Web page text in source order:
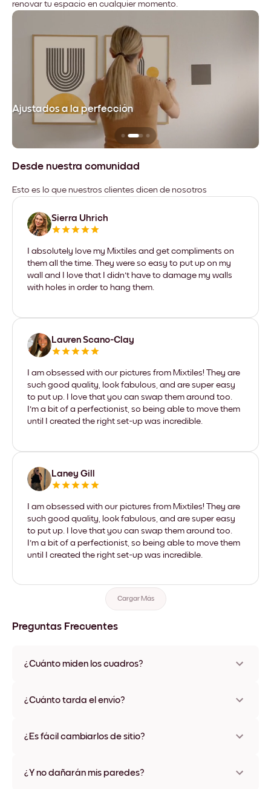
renovar tu espacio en cualquier momento.
Ajustados a la perfección
Desde nuestra comunidad
Esto es lo que nuestros clientes dicen de nosotros
Sierra Uhrich
I absolutely love my Mixtiles and get compliments on
them all the time. They were so easy to put up on my
wall and I love that I didn't have to damage my walls
with holes in order to hang them.
Lauren Scano-Clay
I am obsessed with our pictures from Mixtiles! They are
such good quality, look fabulous, and are super easy
to put up. I love that you can swap them around too.
I'm a bit of a perfectionist, so being able to move them
until I created the right set-up was incredible.
Laney Gill
I am obsessed with our pictures from Mixtiles! They are
such good quality, look fabulous, and are super easy
to put up. I love that you can swap them around too.
I'm a bit of a perfectionist, so being able to move them
until I created the right set-up was incredible.
Cargar Más
Preguntas Frecuentes
¿Cuánto miden los cuadros?
varios materiales y colores de marco, incluidas opciones sin
¿Cuánto tarda el envío?
disponibles en algunos países. Te enviaremos un número de
¿Es fácil cambiarlos de sitio?
ningún daño
¿Y no dañarán mis paredes?